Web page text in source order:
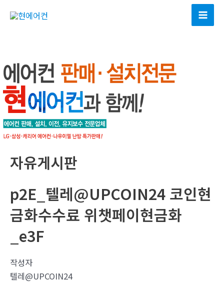
너
뛰
기
Main
자유게시판
p2E_텔레@UPCOIN24 코인현
금화수수료 위챗페이현금화
_e3F
작성자
텔레@UPCOIN24